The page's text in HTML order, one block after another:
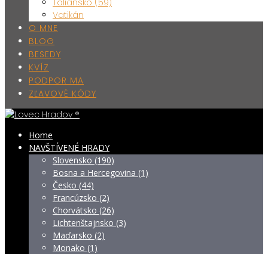
Taliansko (59)
Vatikán
O MNE
BLOG
BESEDY
KVÍZ
PODPOR MA
ZĽAVOVÉ KÓDY
Home
NAVŠTÍVENÉ HRADY
Slovensko (190)
Bosna a Hercegovina (1)
Česko (44)
Francúzsko (2)
Chorvátsko (26)
Lichtenštajnsko (3)
Maďarsko (2)
Monako (1)